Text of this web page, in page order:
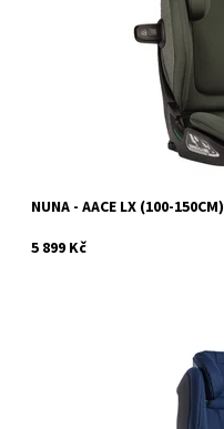
Značka:
NUNA - AACE LX (100-150CM)
5 899 Kč